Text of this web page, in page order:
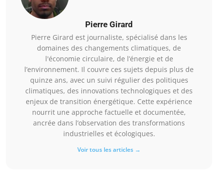
Pierre Girard
Pierre Girard est journaliste, spécialisé dans les
domaines des changements climatiques, de
l'économie circulaire, de l’énergie et de
l’environnement. Il couvre ces sujets depuis plus de
quinze ans, avec un suivi régulier des politiques
climatiques, des innovations technologiques et des
enjeux de transition énergétique. Cette expérience
nourrit une approche factuelle et documentée,
ancrée dans l’observation des transformations
industrielles et écologiques.
Voir tous les articles →